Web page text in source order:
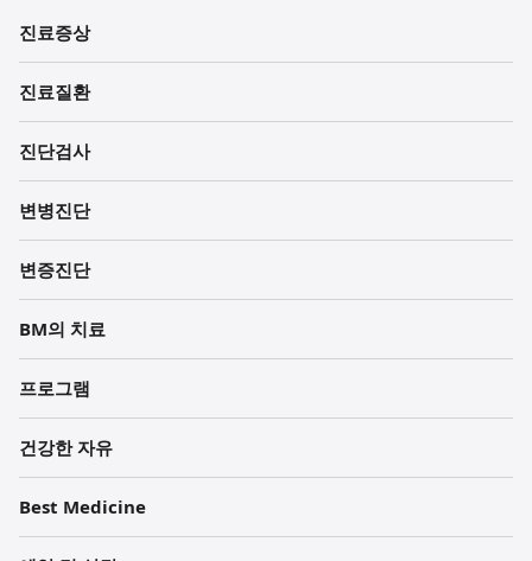
내
과
한
의
원
각
주
진료증상
진료질환
진단검사
변병진단
변증진단
BM의 치료
프로그램
건강한 자유
Best Medicine